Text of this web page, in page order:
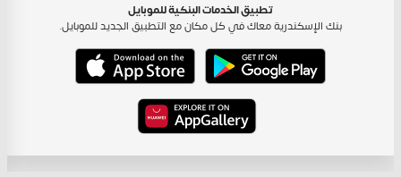
تطبيق الخدمات البنكية للموبايل
بنك الإسكندرية معاك في كل مكان مع التطبيق الجديد للموبايل.